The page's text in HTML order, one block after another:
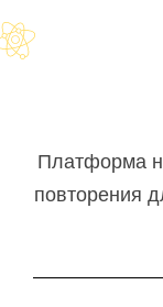
Платформа
повторения